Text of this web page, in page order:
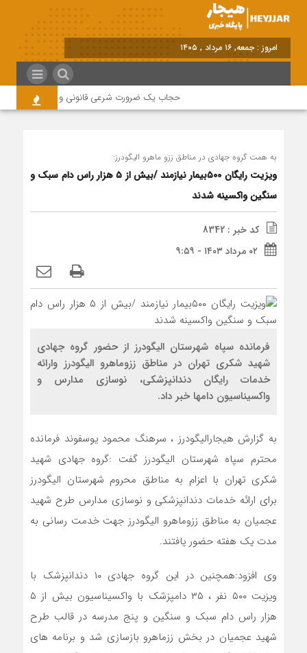
امروز : جمعه, ۱۶ مرداد , ۱۴۰۵
حجاب یک ضرورت شرعی قانونی و همه در این
به همت گروه جهادی در مناطق ززو ماهرو الیگودرز:
ویزیت رایگان ۵۰۰بیمار نیازمند /بیش از ۵ هزار راس دام سبک و
سنگین واکسینه شدند
کد خبر : 8342
۰۲ مرداد ۱۴۰۳ - ۹:۵۹
فرمانده سپاه شهرستان الیگودرز از حضور گروه جهادی
شهید شکری تهران در مناطق ززوماهرو الیگودرز وارائه
خدمات رایگان دندانپزشکی، نوسازی مدارس و
واکسیناسیون دامها خبر داد.
به گزارش هیجارالیگودرز ، سرهنگ محمود یوسفوند فرمانده
محترم سپاه شهرستان الیگودرز گفت :گروه جهادی شهید
شکری تهران با اعزام به مناطق محروم شهرستان الیگودرز
برای ارائه خدمات دندانپزشکی و نوسازی مدارس طرح شهید
عجمیان به مناطق ززوماهرو الیگودرز جهت خدمت رسانی به
مدت یک هفته حضور یافتند.
وی افزود:همچنین در این گروه جهادی ۱۰ دندانپزشک با
ویزیت ۵۰۰ نفر ، ۳۵ دامپزشک با واکسیناسیون بیش از ۵
هزار راس دام سبک و سنگین و پنج مدرسه در قالب طرح
شهید عجمیان در بخش ززماهرو بازسازی شد و برنامه های